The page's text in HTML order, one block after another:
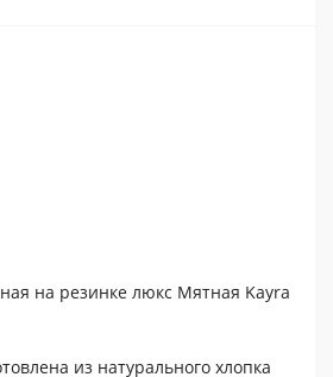
на резинке люкс Мятная Kayra
из натурального хлопка